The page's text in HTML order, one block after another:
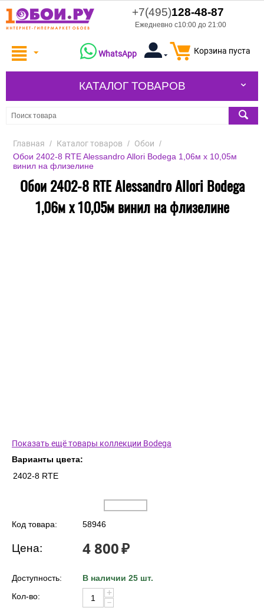
+7(495)128-48-87
Ежедневно с10:00 до 21:00
Корзина пуста
WhatsApp
КАТАЛОГ ТОВАРОВ
Главная / Каталог товаров / Обои /
Обои 2402-8 RTE Alessandro Allori Bodega 1,06м х 10,05м
винил на флизелине
Обои 2402-8 RTE Alessandro Allori Bodega
1,06м х 10,05м винил на флизелине
Показать ещё товары коллекции Bodega
Варианты цвета:
2402-8 RTE
Код товара: 58946
Цена: 4 800₽
Доступность:
В наличии 25 шт.
Кол-во:
+
−